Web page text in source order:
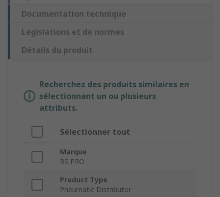
Documentation technique
Législations et de normes
Détails du produit
Recherchez des produits similaires en
sélectionnant un ou plusieurs
attributs.
Sélectionner tout
Marque
RS PRO
Product Type
Pneumatic Distributor